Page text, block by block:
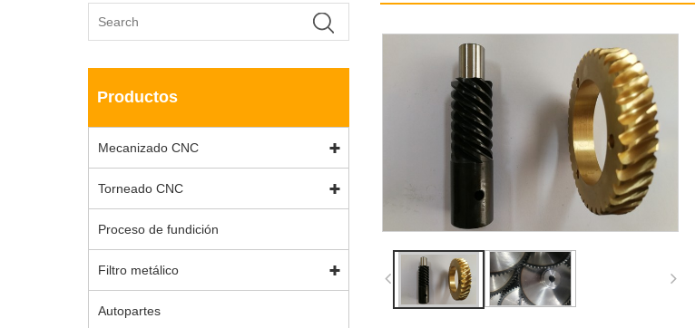
Productos
Mecanizado CNC
Torneado CNC
Proceso de fundición
Filtro metálico
Autopartes